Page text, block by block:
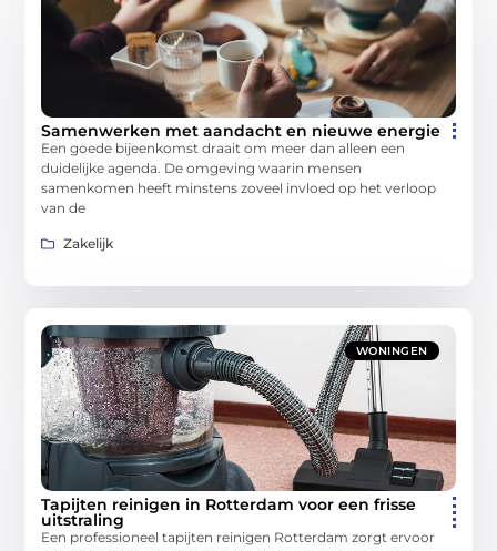
Samenwerken met aandacht en nieuwe energie
Een goede bijeenkomst draait om meer dan alleen een
duidelijke agenda. De omgeving waarin mensen
samenkomen heeft minstens zoveel invloed op het verloop
van de
Zakelijk
WONINGEN
Tapijten reinigen in Rotterdam voor een frisse
uitstraling
Een professioneel tapijten reinigen Rotterdam zorgt ervoor